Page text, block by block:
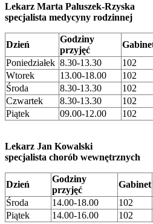
Lekarz Marta Paluszek-Rzyska
specjalista medycyny rodzinnej
Dzień
Godziny
przyjęć
Poniedziałek 8.30-13.30 102
Wtorek
13.00-18.00 102
Środa
8.30-13.30 102
Czwartek
8.30-13.30 102
Piątek
09.00-12.00 102
Lekarz Jan Kowalski
specjalista chorób wewnętrznych
Dzień
Godziny
przyjęć
Gabinet
Środa
14.00-18.00 102
Piątek
14.00-16.00 102